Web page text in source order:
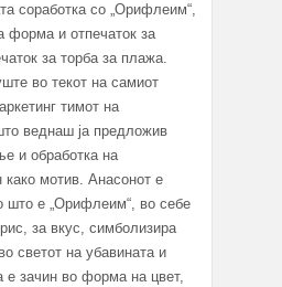
соработка со „Орифлеим“,
форма и отпечаток за
за торба за плажа.
во текот на самиот
тимот на
веднаш ја предложив
и обработка на
како мотив. Анасонот е
што е „Орифлеим“, во себе
за вкус, симболизира
светот на убавината и
е зачин во форма на цвет,